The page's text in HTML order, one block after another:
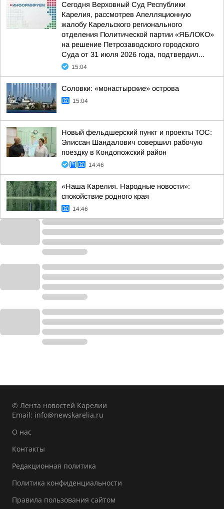
Сегодня Верховный Суд Республики
Карелия, рассмотрев Апелляционную
жалобу Карельского регионального
отделения Политической партии «ЯБЛОКО»
на решение Петрозаводского городского
Суда от 31 июля 2026 года, подтвердил...
15:04
Соловки: «монастырские» острова
15:04
Новый фельдшерский пункт и проекты ТОС:
Элиссан Шандалович совершил рабочую
поездку в Кондопожский район
14:46
«Наша Карелия. Народные новости»:
спокойствие родного края
14:46
© Лента новостей Карелии
Email: info@newskarelia.ru
О нас
Контакты
Редакционная политика
Политика конфиденциальности
Правила пользования сайтом